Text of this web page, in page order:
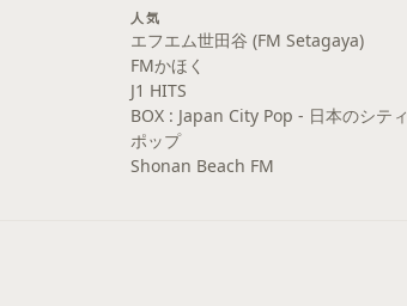
人気
エフエム世田谷 (FM Setagaya)
FMかほく
J1 HITS
BOX : Japan City Pop - 日本のシティ
ポップ
Shonan Beach FM